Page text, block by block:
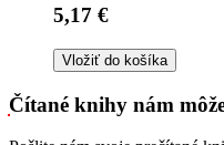
5,17 €
Vložiť do košíka
Čítané knihy nám